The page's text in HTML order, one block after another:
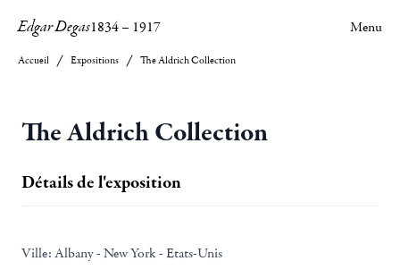
Edgar Degas1834– 1917 Menu
Accueil Expositions The Aldrich Collection
The Aldrich Collection
Détails de l'exposition
Ville: Albany - New York - Etats-Unis